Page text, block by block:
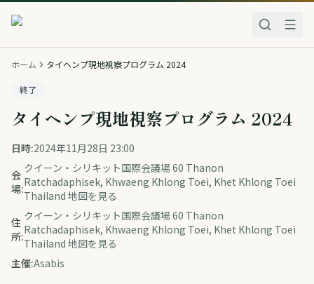
ホーム タイヘンプ現地視察プログラム 2024
終了
タイヘンプ現地視察プログラム 2024
日時:2024年11月28日 23:00
会
場:
クイーン・シリキット国際会議場 60 Thanon
Ratchadaphisek, Khwaeng Khlong Toei, Khet Khlong Toei
Thailand 地図を見る
住
所:
クイーン・シリキット国際会議場 60 Thanon
Ratchadaphisek, Khwaeng Khlong Toei, Khet Khlong Toei
Thailand 地図を見る
主催:Asabis